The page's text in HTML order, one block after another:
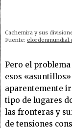
Cachemira y sus
Fuente:
Pero el
esos
aparentemente
tipo de lugares
las fronteras y
de tensiones